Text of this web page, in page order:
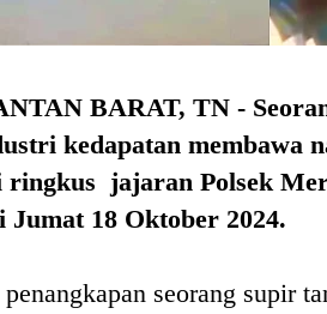
BARAT, TN -
kedapatan membawa
ringkus jajaran Polsek
Jumat 18 Oktober 2024.
seorang supir